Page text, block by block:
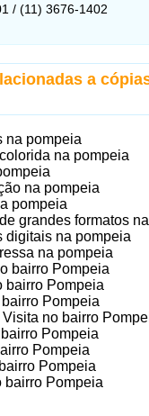
/ (11) 3676-1402
a
na pompeia
na pompeia
na pompeia
pompeia
grandes formatos
digitais na pompeia
na pompeia
bairro Pompeia
bairro Pompeia
Pompeia
no bairro
Pompeia
Pompeia
Pompeia
bairro Pompeia